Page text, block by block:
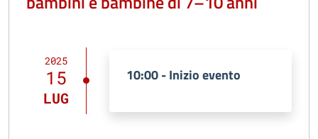
2025
15
LUG
10:00 - Inizio evento